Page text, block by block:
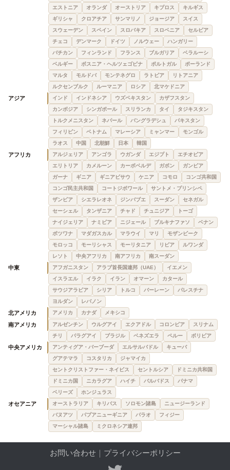
エストニア
オランダ オーストリア キプロス
キルギス
ギリシャ
クロアチア サンマリノ ジョージア
スイス
スウェーデン
スペイン スロバキア スロベニア
セルビア
チェコ
デンマーク ドイツ ノルウェー
ハンガリー
バチカン
フィンランド フランス ブルガリア
ベラルーシ
ベルギー
ボスニア・ヘルツェゴビナ ポルトガル
ポーランド
マルタ
モルドバ モンテネグロ ラトビア
リトアニア
ルクセンブルク
ルーマニア ロシア 北マケドニア
アジア インド インドネシア ウズベキスタン
カザフスタン
カンボジア
シンガポール スリランカ タイ
タジキスタン
トルクメニスタン
ネパール バングラデシュ
パキスタン
フィリピン
ベトナム マレーシア ミャンマー
モンゴル
ラオス
中国 北朝鮮 日本 韓国
アフリカ アルジェリア アンゴラ ウガンダ エジプト
エチオピア
エリトリア
カメルーン カーボベルデ ガボン
ガンビア
ガーナ
ギニア ギニアビサウ ケニア コモロ
コンゴ共和国
コンゴ民主共和国
コートジボワール
サントメ・プリンシペ
ザンビア
シエラレオネ ジンバブエ スーダン
セネガル
セーシェル
タンザニア チャド チュニジア
トーゴ
ナイジェリア
ナミビア ニジェール ブルキナファソ
ベナン
ボツワナ
マダガスカル マラウイ マリ
モザンビーク
モロッコ
モーリシャス モーリタニア リビア
ルワンダ
レソト
中央アフリカ 南アフリカ 南スーダン
中東 アフガニスタン アラブ首長国連邦（UAE）
イエメン
イスラエル
イラク イラン オマーン
カタール
サウジアラビア
シリア トルコ バーレーン
パレスチナ
ヨルダン
レバノン
北アメリカ アメリカ カナダ メキシコ
南アメリカ アルゼンチン ウルグアイ エクアドル コロンビア
スリナム
チリ
パラグアイ ブラジル ベネズエラ ペルー ボリビア
中央アメリカ アンティグア・バーブーダ エルサルバドル
キューバ
グアテマラ
コスタリカ
ジャマイカ
セントクリストファー・ネイビス
セントルシア
ドミニカ共和国
ドミニカ国
ニカラグア ハイチ バルバドス
パナマ
ベリーズ
ホンジュラス
オセアニア オーストラリア キリバス ソロモン諸島
ニュージーランド
バヌアツ
パプアニューギニア パラオ
フィジー
マーシャル諸島
ミクロネシア連邦
お問い合わせ｜ プライバシーポリシー